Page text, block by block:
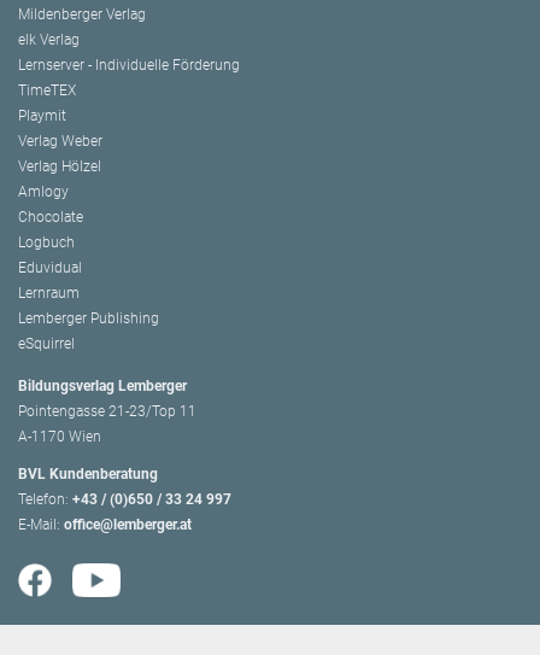
Mildenberger Verlag
elk Verlag
Lernserver - Individuelle Förderung
TimeTEX
Playmit
Verlag Weber
Verlag Hölzel
Amlogy
Chocolate
Logbuch
Eduvidual
Lernraum
Lemberger Publishing
eSquirrel
Bildungsverlag Lemberger
Pointengasse 21-23/Top 11
A-1170 Wien
BVL Kundenberatung
Telefon: +43 / (0)650 / 33 24 997
E-Mail: office@lemberger.at